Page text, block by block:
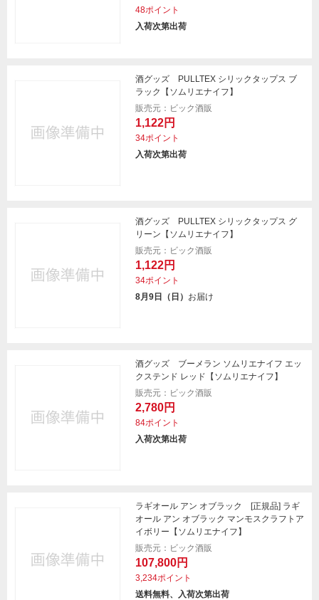
48ポイント
入荷次第出荷
酒グッズ PULLTEX シリックタップス ブ
ラック【ソムリエナイフ】
販売元：ビック酒販
1,122円
34ポイント
入荷次第出荷
酒グッズ PULLTEX シリックタップス グ
リーン【ソムリエナイフ】
販売元：ビック酒販
1,122円
34ポイント
8月9日（日） お届け
酒グッズ ブーメラン ソムリエナイフ エッ
クステンド レッド【ソムリエナイフ】
販売元：ビック酒販
2,780円
84ポイント
入荷次第出荷
ラギオール アン オブラック [正規品] ラギ
オール アン オブラック マンモスクラフトア
イボリー【ソムリエナイフ】
販売元：ビック酒販
107,800円
3,234ポイント
送料無料、入荷次第出荷